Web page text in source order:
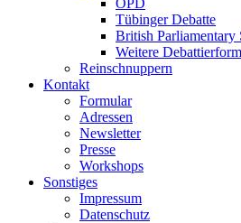
OPD
Tübinger Debatte
British Parliamentary
Weitere
Reinschnuppern
Kontakt
Formular
Adressen
Newsletter
Presse
Workshops
Sonstiges
Impressum
Datenschutz